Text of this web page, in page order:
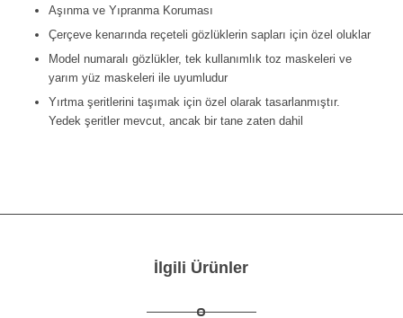
Aşınma ve Yıpranma Koruması
Çerçeve kenarında reçeteli gözlüklerin sapları için özel oluklar
Model numaralı gözlükler, tek kullanımlık toz maskeleri ve
yarım yüz maskeleri ile uyumludur
Yırtma şeritlerini taşımak için özel olarak tasarlanmıştır.
Yedek şeritler mevcut, ancak bir tane zaten dahil
İlgili Ürünler